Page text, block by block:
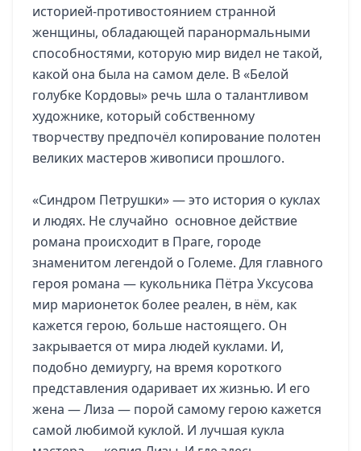
историей-противостоянием странной
женщины, обладающей паранормальными
способностями, которую мир видел не такой,
какой она была на самом деле. В «Белой
голубке Кордовы» речь шла о талантливом
художнике, который собственному
творчеству предпочёл копирование полотен
великих мастеров живописи прошлого.
«Синдром Петрушки» — это история о куклах
и людях. Не случайно основное действие
романа происходит в Праге, городе
знаменитом легендой о Големе. Для главного
героя романа — кукольника Пётра Уксусова
мир марионеток более реален, в нём, как
кажется герою, больше настоящего. Он
закрывается от мира людей куклами. И,
подобно демиургу, на время короткого
представления одаривает их жизнью. И его
жена — Лиза — порой самому герою кажется
самой любимой куклой. И лучшая кукла